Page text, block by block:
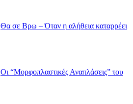
Θα σε Βρω – Όταν η αλήθεια καταρρέει
Οι “Μορφοπλαστικές Αναπλάσεις” του